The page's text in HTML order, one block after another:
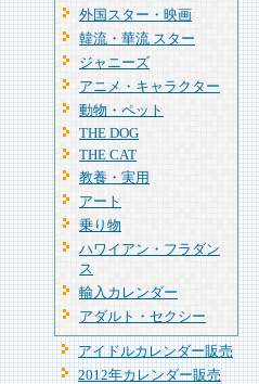
外国スター・映画
韓流・華流 スター
ジャニーズ
アニメ・キャラクター
動物・ペット
THE DOG
THE CAT
教養・実用
アート
乗り物
ハワイアン・フラダン
ス
輸入カレンダー
アダルト・セクシー
アイドルカレンダー販売
2012年カレンダー販売